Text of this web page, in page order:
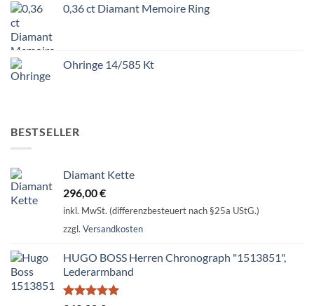
0,36 ct Diamant Memoire Ring
Ohringe 14/585 Kt
BESTSELLER
Diamant Kette
296,00€
inkl. MwSt. (differenzbesteuert nach §25a UStG.)
zzgl. Versandkosten
HUGO BOSS Herren Chronograph "1513851",
Lederarmband